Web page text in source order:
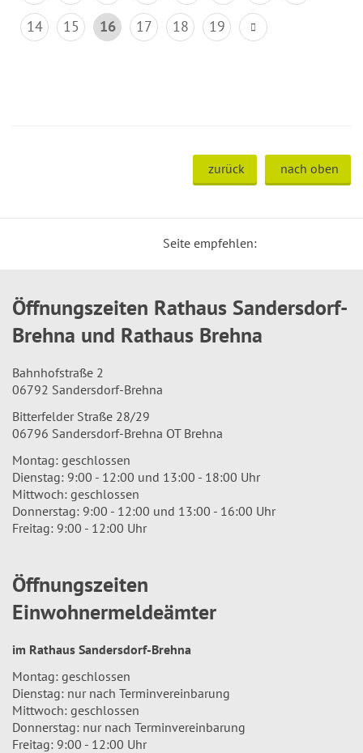
14
15 16 17 18 19
zurück nach oben
Seite empfehlen:
Öffnungszeiten Rathaus Sandersdorf-
Brehna und Rathaus Brehna
Bahnhofstraße 2
06792 Sandersdorf-Brehna
Bitterfelder Straße 28/29
06796 Sandersdorf-Brehna OT Brehna
Montag: geschlossen
Dienstag: 9:00 - 12:00 und 13:00 - 18:00 Uhr
Mittwoch: geschlossen
Donnerstag: 9:00 - 12:00 und 13:00 - 16:00 Uhr
Freitag: 9:00 - 12:00 Uhr
Öffnungszeiten
Einwohnermeldeämter
im Rathaus Sandersdorf-Brehna
Montag: geschlossen
Dienstag: nur nach Terminvereinbarung
Mittwoch: geschlossen
Donnerstag: nur nach Terminvereinbarung
Freitag: 9:00 - 12:00 Uhr